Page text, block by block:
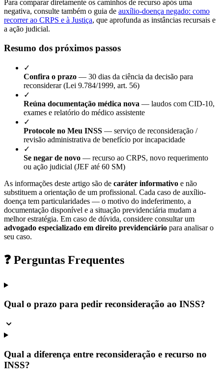
Para comparar diretamente os caminhos de recurso após uma
negativa, consulte também o guia de auxílio-doença negado: como
recorrer ao CRPS e à Justiça, que aprofunda as instâncias recursais e
a ação judicial.
Resumo dos próximos passos
✓
Confira o prazo — 30 dias da ciência da decisão para
reconsiderar (Lei 9.784/1999, art. 56)
✓
Reúna documentação médica nova — laudos com CID-10,
exames e relatório do médico assistente
✓
Protocole no Meu INSS — serviço de reconsideração /
revisão administrativa de benefício por incapacidade
✓
Se negar de novo — recurso ao CRPS, novo requerimento
ou ação judicial (JEF até 60 SM)
As informações deste artigo são de caráter informativo e não
substituem a orientação de um profissional. Cada caso de auxílio-
doença tem particularidades — o motivo do indeferimento, a
documentação disponível e a situação previdenciária mudam a
melhor estratégia. Em caso de dúvida, considere consultar um
advogado especializado em direito previdenciário para analisar o
seu caso.
❓ Perguntas Frequentes
Qual o prazo para pedir reconsideração ao INSS?
Qual a diferença entre reconsideração e recurso no
INSS?